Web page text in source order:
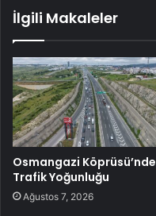
İlgili Makaleler
Osmangazi Köprüsü’nde
Trafik Yoğunluğu
Ağustos 7, 2026